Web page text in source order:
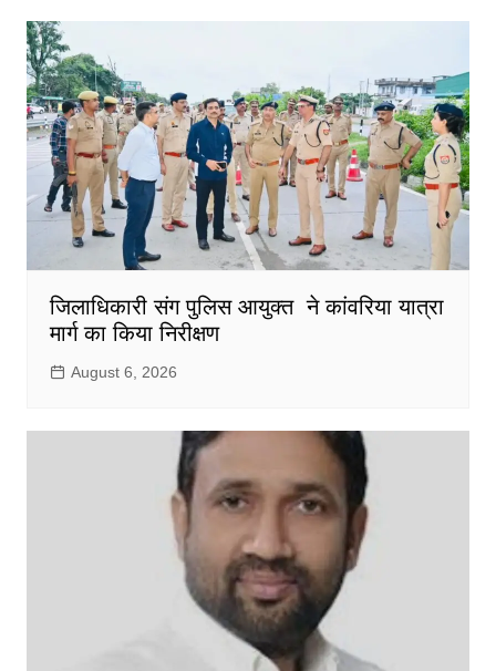
जिलाधिकारी संग पुलिस आयुक्त ने कांवरिया यात्रा
मार्ग का किया निरीक्षण
August 6, 2026